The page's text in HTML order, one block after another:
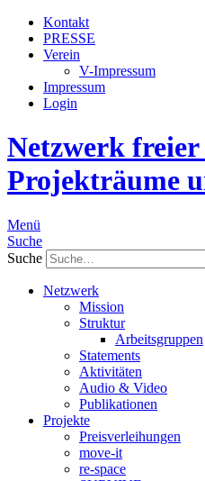
Kontakt
PRESSE
Verein
V-Impressum
Impressum
Login
Netzwerk
Projekträume
Menü
Suche
Suche
Netzwerk
Mission
Struktur
Arbeitsgruppen
Statements
Aktivitäten
Audio & Video
Publikationen
Projekte
Preisverleihungen
move-it
re-space